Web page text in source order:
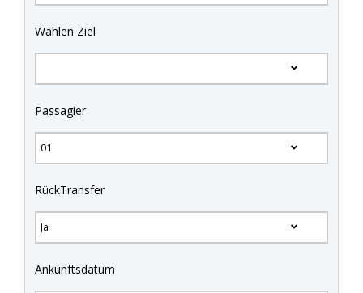
Wählen Ziel
Passagier
RückTransfer
Ankunftsdatum